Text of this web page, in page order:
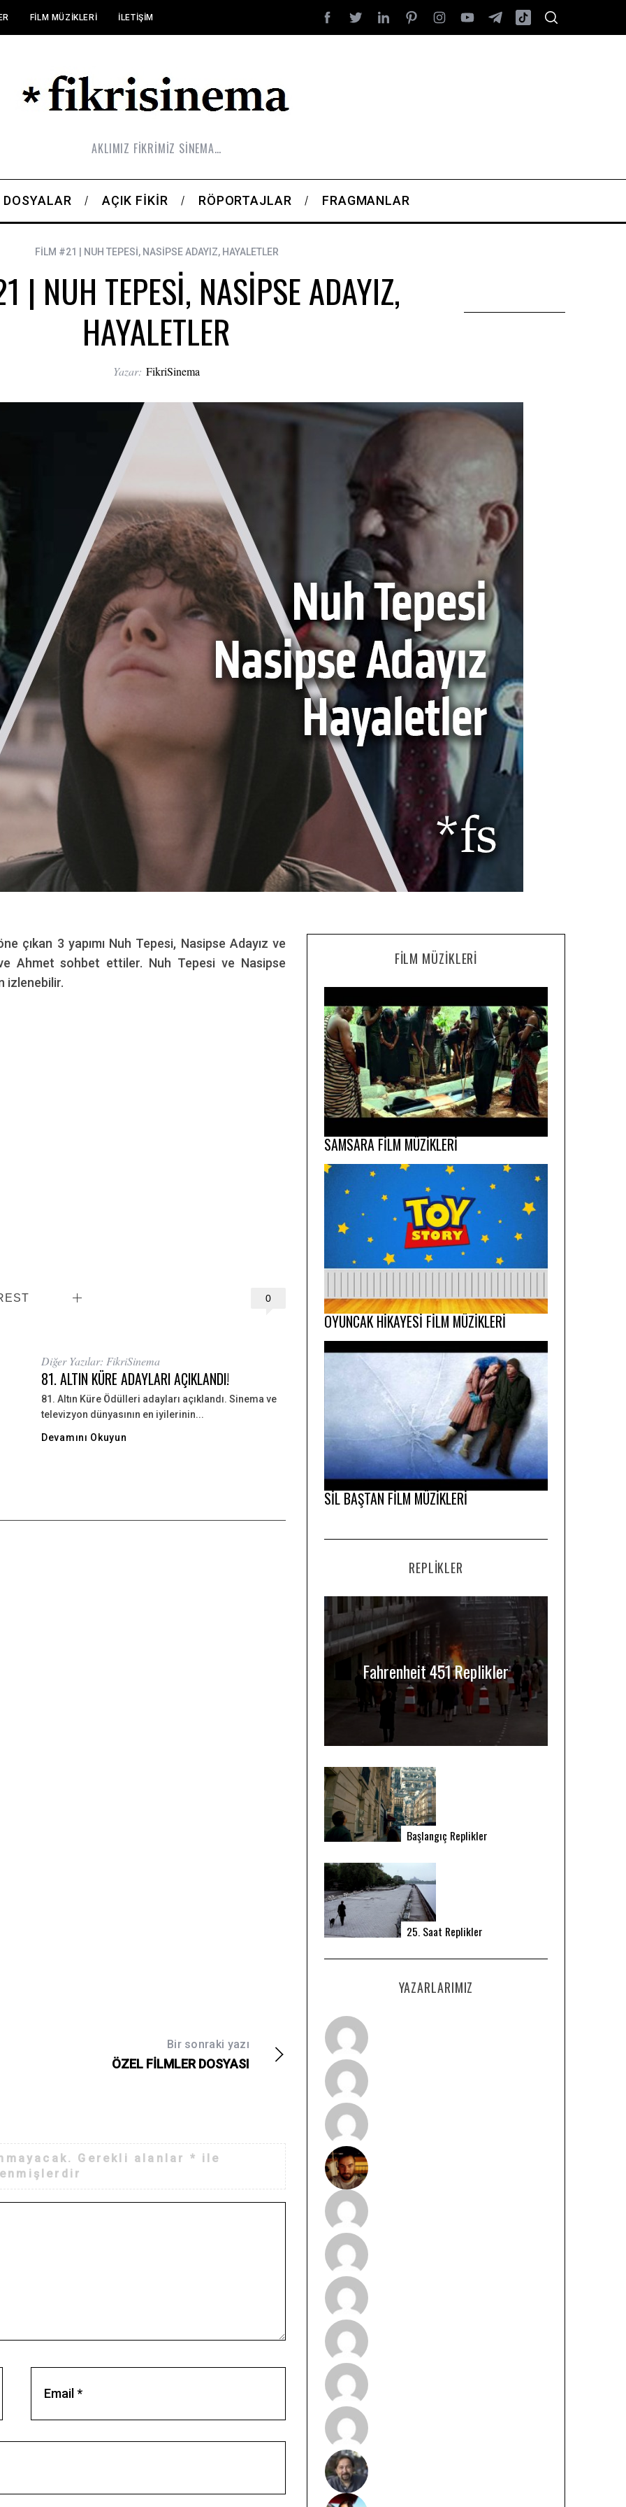
FILM MÜZIKLERI İLETIŞIM
AKLIMIZ FİKRİMİZ SİNEMA…
DOSYALAR AÇIK FIKIR RÖPORTAJLAR FRAGMANLAR
FİLM #21 | NUH TEPESİ, NASİPSE ADAYIZ, HAYALETLER
| NUH TEPESİ, NASİPSE ADAYIZ,
HAYALETLER
Yazar: FikriSinema
çıkan 3 yapımı Nuh Tepesi, Nasipse Adayız ve
Ahmet sohbet ettiler. Nuh Tepesi ve Nasipse
izlenebilir.
0
Diğer Yazılar: FikriSinema
81. ALTIN KÜRE ADAYLARI AÇIKLANDI!
81. Altın Küre Ödülleri adayları açıklandı. Sinema ve
televizyon dünyasının en iyilerinin...
Devamını Okuyun
Bir sonraki yazı
ÖZEL FİLMLER DOSYASI
Gerekli alanlar * ile
FILM MÜZIKLERI
SAMSARA FİLM MÜZİKLERİ
OYUNCAK HİKAYESİ FİLM MÜZİKLERİ
SİL BAŞTAN FİLM MÜZİKLERİ
REPLIKLER
Fahrenheit 451 Replikler
Başlangıç Replikler
25. Saat Replikler
YAZARLARIMIZ